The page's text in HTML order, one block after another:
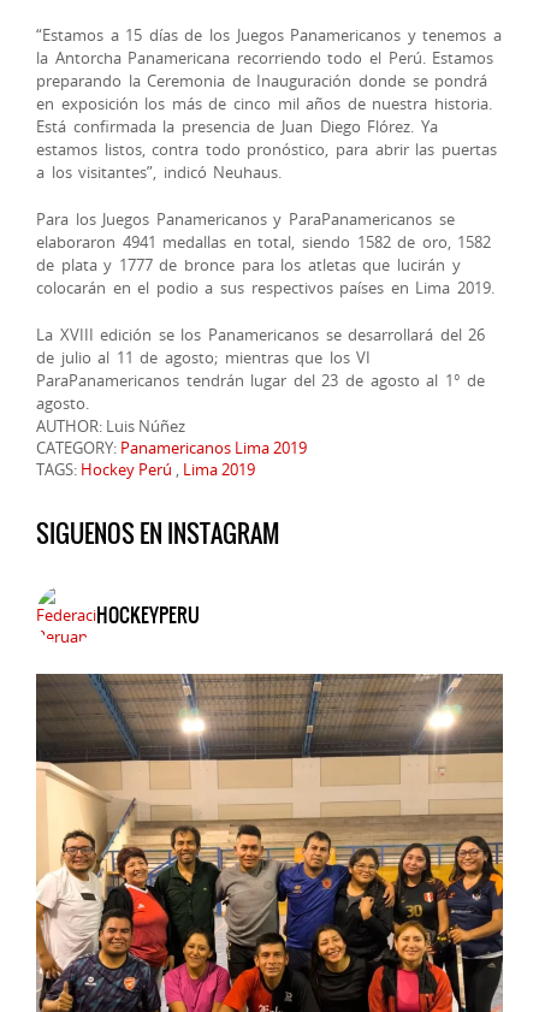
“Estamos a 15 días de los Juegos Panamericanos y tenemos a
la Antorcha Panamericana recorriendo todo el Perú. Estamos
preparando la Ceremonia de Inauguración donde se pondrá
en exposición los más de cinco mil años de nuestra historia.
Está confirmada la presencia de Juan Diego Flórez. Ya
estamos listos, contra todo pronóstico, para abrir las puertas
a los visitantes”, indicó Neuhaus.
Para los Juegos Panamericanos y ParaPanamericanos se
elaboraron 4941 medallas en total, siendo 1582 de oro, 1582
de plata y 1777 de bronce para los atletas que lucirán y
colocarán en el podio a sus respectivos países en Lima 2019.
La XVIII edición se los Panamericanos se desarrollará del 26
de julio al 11 de agosto; mientras que los VI
ParaPanamericanos tendrán lugar del 23 de agosto al 1° de
agosto.
AUTHOR: Luis Núñez
CATEGORY: Panamericanos Lima 2019
TAGS: Hockey Perú , Lima 2019
SIGUENOS EN INSTAGRAM
HOCKEYPERU